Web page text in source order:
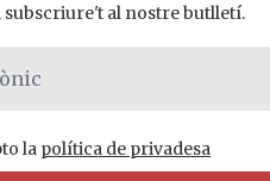
subscriure't al nostre butlletí.
la política de privadesa